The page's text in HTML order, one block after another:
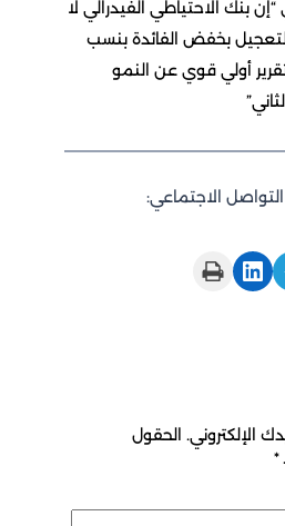
بنك الاحتياطي الفيدرالي لا
بخفض الفائدة بنسب
أولي قوي عن النمو
الاجتماعي:
Share on LinkedIn
Print this Page
الإلكتروني. الحقول